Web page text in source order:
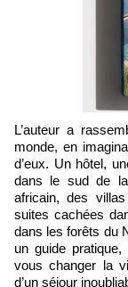
L’auteur a rassemblé 50 hébergements aux quatre coins du
monde, en
d’eux. Un hôtel,
dans le sud de
africain, des
suites cachées
dans les forêts du
un guide
vous changer la
d’un séjour